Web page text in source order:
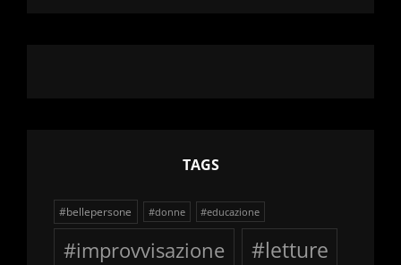
TAGS
#bellepersone #donne #educazione
#improvvisazione
#letture